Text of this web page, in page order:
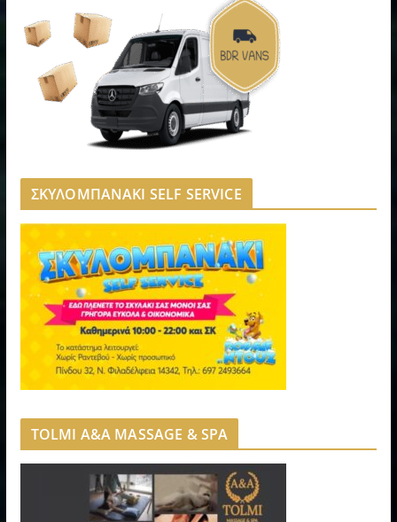
ΣΚΥΛΟΜΠΑΝΑΚΙ SELF SERVICE
TOLMI A&A MASSAGE & SPA